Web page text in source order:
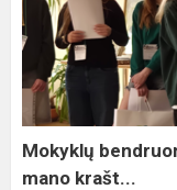
konferencija
,,Kuo
gražus
mano
krašt...
Mokyklų
mano krašt...